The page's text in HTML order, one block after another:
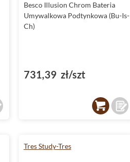
Besco Illusion Chrom Bateria
Umywalkowa Podtynkowa (Bu-Is-
Ch)
731,39 zł/szt
Tres Study-Tres